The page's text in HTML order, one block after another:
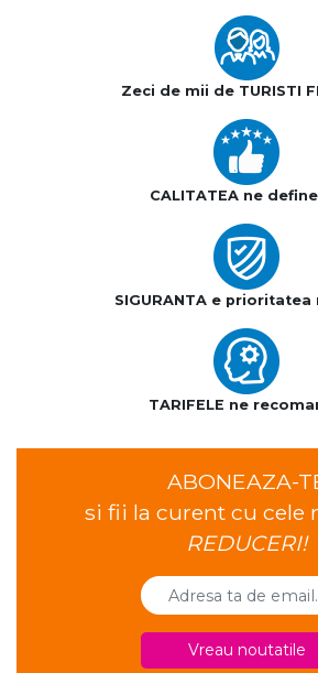
Zeci de mii de TURISTI
CALITATEA ne
SIGURANTA e
TARIFELE ne
ABONEAZA-
si fii la curent cu cele
REDUCERI!
Vreau noutatile